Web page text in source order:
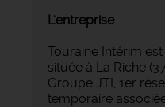
L'entreprise
Touraine Intérim
située à La Riche
Groupe JTI, 1er
temporaire